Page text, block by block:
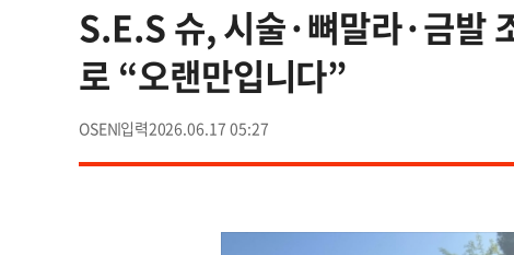
S.E.S 슈, 시술·뼈말라·금발
로 “오랜만입니다”
OSEN 2026.06.17 05:27